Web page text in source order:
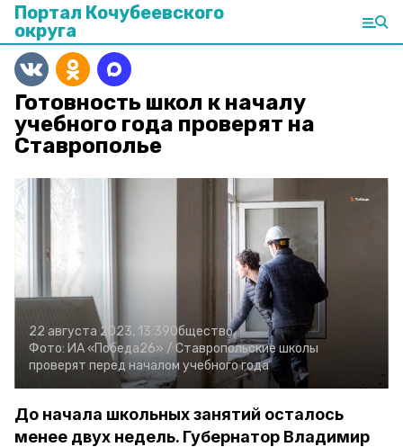
Портал Кочубеевского
округа
Готовность школ к началу
учебного года проверят на
Ставрополье
22 августа 2023, 13:39Общество
Фото: ИА «Победа26» / Ставропольские школы
проверят перед началом учебного года
До начала школьных занятий осталось
менее двух недель. Губернатор Владимир